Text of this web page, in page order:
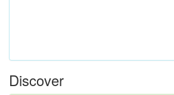
Discover